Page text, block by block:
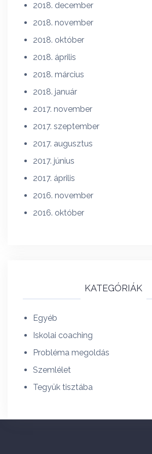
2018. december
2018. november
2018. október
2018. április
2018. március
2018. január
2017. november
2017. szeptember
2017. augusztus
2017. június
2017. április
2016. november
2016. október
KATEGÓRIÁK
Egyéb
Iskolai coaching
Probléma megoldás
Szemlélet
Tegyük tisztába